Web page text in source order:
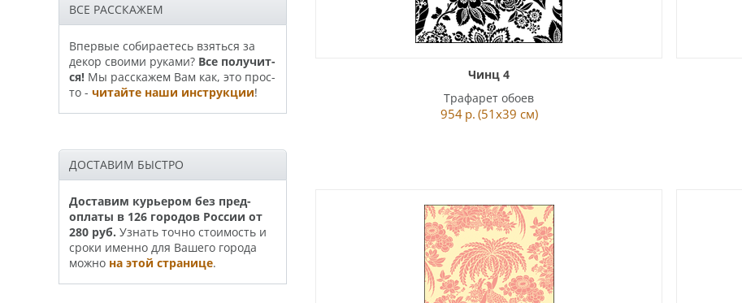
ВСЕ РАССКАЖЕМ
Впервые собираетесь взяться за
декор своими руками? Все по­лу­чит­
ся! Мы расскажем Вам как, это прос­
то - читайте наши инструкции!
ДОСТАВИМ БЫСТРО
Доставим курьером без пред­
опла­ты в 126 горо­дов России от
280 руб. Узнать точно стои­­мость и
сроки именно для Вашего города
можно на этой странице.
Чинц 4
Трафарет обоев
954 р. (51x39 см)